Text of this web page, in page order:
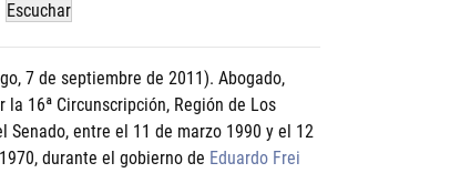
Escuchar
7 de septiembre de 2011). Abogado,
la 16ª Circunscripción, Región de Los
Senado, entre el 11 de marzo 1990 y el 12
durante el gobierno de Eduardo Frei